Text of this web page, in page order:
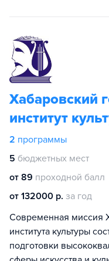
Хабаровский
институт
2 программы
5 бюджетных мест
от 89 проходной балл
от 132000 р. за год
Современная миссия
института культуры
подготовки